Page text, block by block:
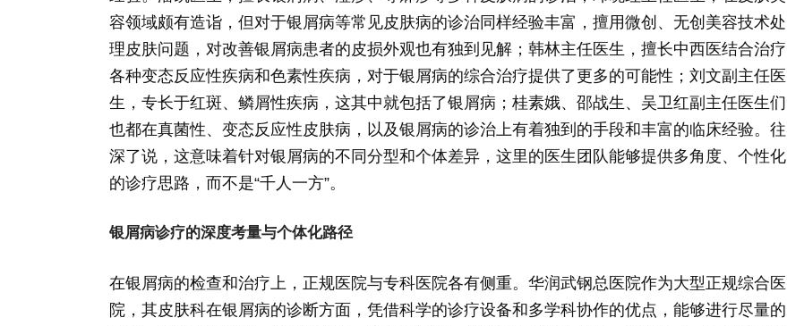
容领域颇有造诣，但对于银屑病等常见皮肤病的诊治同样经验丰富，擅用微创、无创美容技术处
理皮肤问题，对改善银屑病患者的皮损外观也有独到见解；韩林主任医生，擅长中西医结合治疗
各种变态反应性疾病和色素性疾病，对于银屑病的综合治疗提供了更多的可能性；刘文副主任医
生，专长于红斑、鳞屑性疾病，这其中就包括了银屑病；桂素娥、邵战生、吴卫红副主任医生们
也都在真菌性、变态反应性皮肤病，以及银屑病的诊治上有着独到的手段和丰富的临床经验。往
深了说，这意味着针对银屑病的不同分型和个体差异，这里的医生团队能够提供多角度、个性化
的诊疗思路，而不是“千人一方”。
银屑病诊疗的深度考量与个体化路径
在银屑病的检查和治疗上，正规医院与专科医院各有侧重。华润武钢总医院作为大型正规综合医
院，其皮肤科在银屑病的诊断方面，凭借科学的诊疗设备和多学科协作的优点，能够进行尽量的